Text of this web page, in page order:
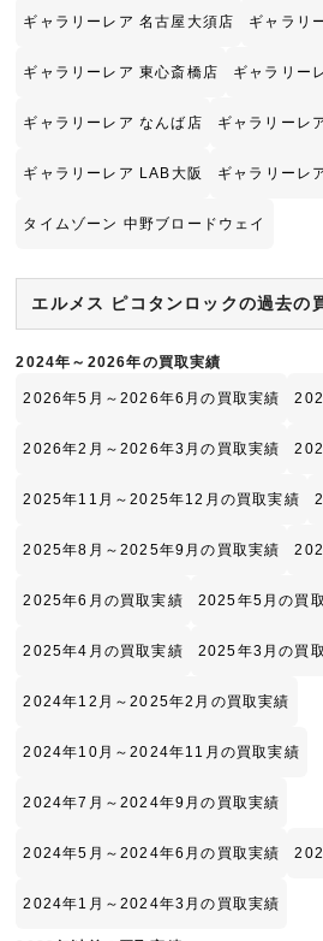
ギャラリーレア 名古屋大須店 ギャラリ
ギャラリーレア 東心斎橋店 ギャラリー
ギャラリーレア なんば店 ギャラリーレ
ギャラリーレア LAB大阪 ギャラリーレ
タイムゾーン 中野ブロードウェイ
エルメス ピコタンロックの過去の
2024年～2026年の買取実績
2026年5月～2026年6月の買取実績
2026年2月～2026年3月の買取実績
2025年11月～2025年12月の買取実績
2025年8月～2025年9月の買取実績
2025年6月の買取実績 2025年5月の買
2025年4月の買取実績 2025年3月の買
2024年12月～2025年2月の買取実績
2024年10月～2024年11月の買取実績
2024年7月～2024年9月の買取実績
2024年5月～2024年6月の買取実績
2024年1月～2024年3月の買取実績